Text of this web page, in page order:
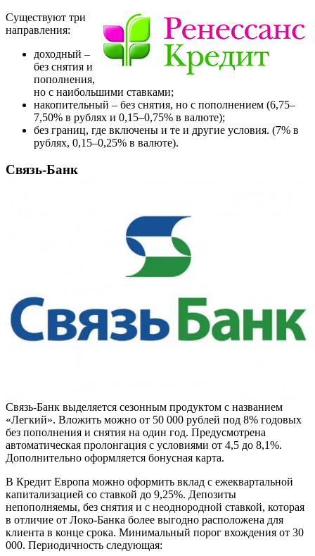
Существуют три
направления:
доходный –
без снятия и
пополнения,
но с наибольшими ставками;
накопительный – без снятия, но с пополнением (6,75–
7,50% в рублях и 0,15–0,75% в валюте);
без границ, где включены и те и другие условия. (7% в
рублях, 0,15–0,25% в валюте).
Связь-Банк
Связь-Банк выделяется сезонным продуктом с названием
«Легкий». Вложить можно от 50 000 рублей под 8% годовых
без пополнения и снятия на один год. Предусмотрена
автоматическая пролонгация с условиями от 4,5 до 8,1%.
Дополнительно оформляется бонусная карта.
В Кредит Европа можно оформить вклад с ежеквартальной
капитализацией со ставкой до 9,25%. Депозиты
непополняемы, без снятия и с неоднородной ставкой, которая
в отличие от Локо-Банка более выгодно расположена для
клиента в конце срока. Минимальный порог вхождения от 30
000. Периодичность следующая: